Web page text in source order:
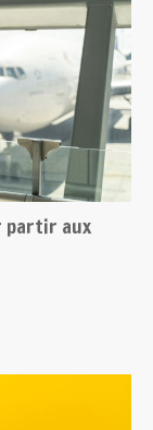
partir aux